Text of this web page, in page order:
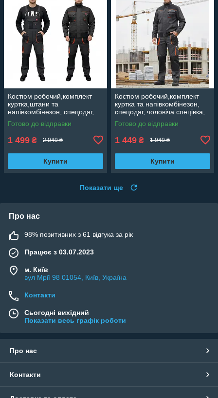
Костюм робочий,комплект
куртка,штани та
напівкомбінезон, спецодяг,
чоловіча спецівка, роба
повсякденна Польща Classic
Готово до відправки
1 499 ₴ 2 049 ₴
Купити
Костюм робочий,комплект
куртка та напівкомбінезон,
спецодяг, чоловіча спецівка,
роба повсякденна Польща
Classic
Готово до відправки
1 449 ₴ 1 949 ₴
Купити
Показати ще
Про нас
98% позитивних з 61 відгука за рік
Працює з 03.07.2023
м. Київ
вул Мрії 98 01054, Київ, Україна
Контакти
Сьогодні вихідний
Показати весь графік роботи
Про нас
Контакти